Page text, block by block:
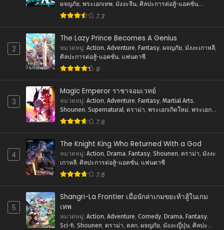
เมษายน 27, 2026
เมษายน 27, 2026
ตอนที่ 29
เมษายน 27, 2026
ตอนที่ 28
เมษายน 27, 2026
ตอนที่ 27
เมษายน 27, 2026
ตอนที่ 26
เมษายน 27, 2026
ตอนที่ 25
ตอนที่ 24
เมษายน 27, 2026
ผจญภัย, พระเอกเทพ, มังงะจีน, ศิลปะการต่อสู้-แอคชั่น,
แฟนตาซี
7.3
2
The Lazy Prince Becomes A Genius
หมวดหมู่: Action, Adventure, Fantasy, ผจญภัย, มังงะเกาหลี,
ศิลปะการต่อสู้-แอคชั่น, แฟนตาซี
9
3
Magic Emperor ราชาจอมเวทย์
หมวดหมู่: Action, Adventure, Fantasy, Martial Arts,
Shounen, Supernatural, ดราม่า, พระเอกเกิดใหม่, พระเอก
เทพ,ภัยภิบัติ, มังงะจีน
7.6
4
The Knight King Who Returned With a God
หมวดหมู่: Action, Drama, Fantasy, Shounen, ดราม่า, มังงะ
เกาหลี, ศิลปะการต่อสู้-แอคชั่น, แฟนตาซี
7.8
5
Shangri-La Frontier เมื่อนักล่าเกมขยะท้าสู้ในเกม
เทพ
หมวดหมู่: Action, Adventure, Comedy, Drama, Fantasy,
Sci-fi, Shounen, ดราม่า, ตลก, ผจญภัย, มังงะญี่ปุ่น, ศิลปะ